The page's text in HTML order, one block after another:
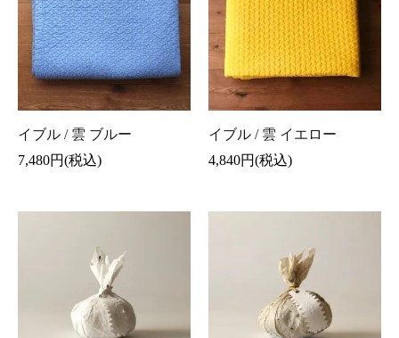
イブル / 雲 ブルー
7,480円(税込)
イブル / 雲 イエロー
4,840円(税込)